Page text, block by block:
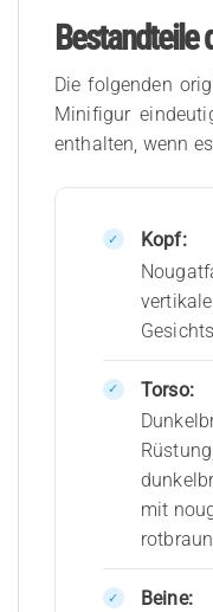
Bestandteile
Die folgenden
Minifigur
enthalten, wenn
Kopf:
Torso:
mit
Beine: